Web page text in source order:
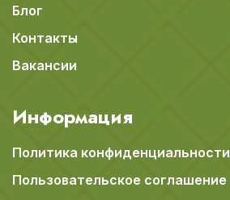
Блог
Контакты
Вакансии
Информация
Политика конфиденциальности
Пользовательское соглашение